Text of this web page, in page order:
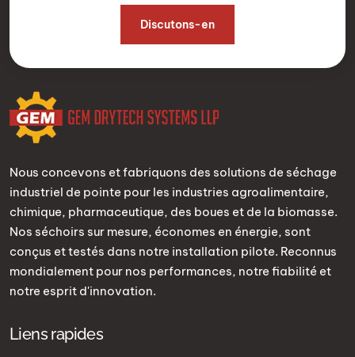
Discutons-en
Nous concevons et fabriquons des solutions de séchage
industriel de pointe pour les industries agroalimentaire,
chimique, pharmaceutique, des boues et de la biomasse.
Nos séchoirs sur mesure, économes en énergie, sont
conçus et testés dans notre installation pilote. Reconnus
mondialement pour nos performances, notre fiabilité et
notre esprit d'innovation.
Liens rapides